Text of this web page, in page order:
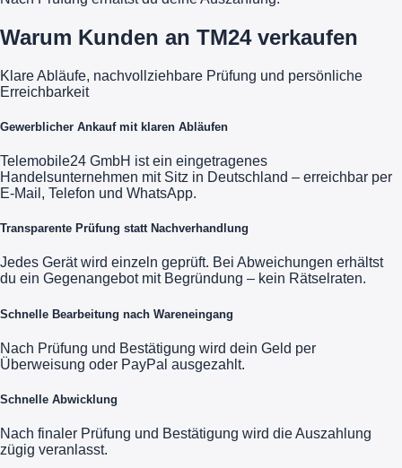
Warum Kunden an TM24 verkaufen
Klare Abläufe, nachvollziehbare Prüfung und persönliche
Erreichbarkeit
Gewerblicher Ankauf mit klaren Abläufen
Telemobile24 GmbH ist ein eingetragenes
Handelsunternehmen mit Sitz in Deutschland – erreichbar per
E-Mail, Telefon und WhatsApp.
Transparente Prüfung statt Nachverhandlung
Jedes Gerät wird einzeln geprüft. Bei Abweichungen erhältst
du ein Gegenangebot mit Begründung – kein Rätselraten.
Schnelle Bearbeitung nach Wareneingang
Nach Prüfung und Bestätigung wird dein Geld per
Überweisung oder PayPal ausgezahlt.
Schnelle Abwicklung
Nach finaler Prüfung und Bestätigung wird die Auszahlung
zügig veranlasst.